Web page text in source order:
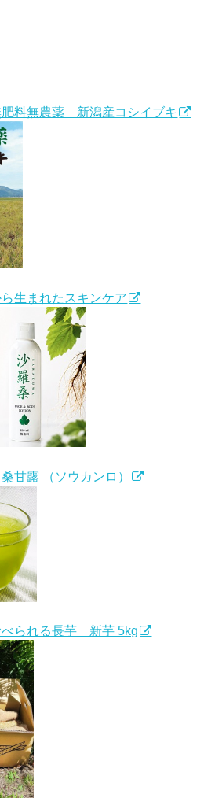
料無農薬 新潟産コシイブキ
生まれたスキンケア
甘露 （ソウカンロ）
べられる長芋 新芋 5kg